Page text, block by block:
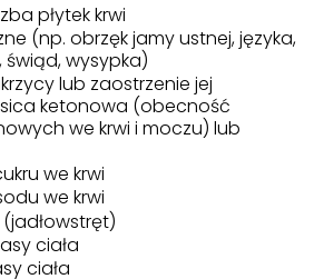
płytek krwi
(np. obrzęk jamy ustnej, języka,
świąd, wysypka)
lub zaostrzenie jej
ketonowa (obecność
we krwi i moczu) lub
we krwi
we krwi
ciała
ciała